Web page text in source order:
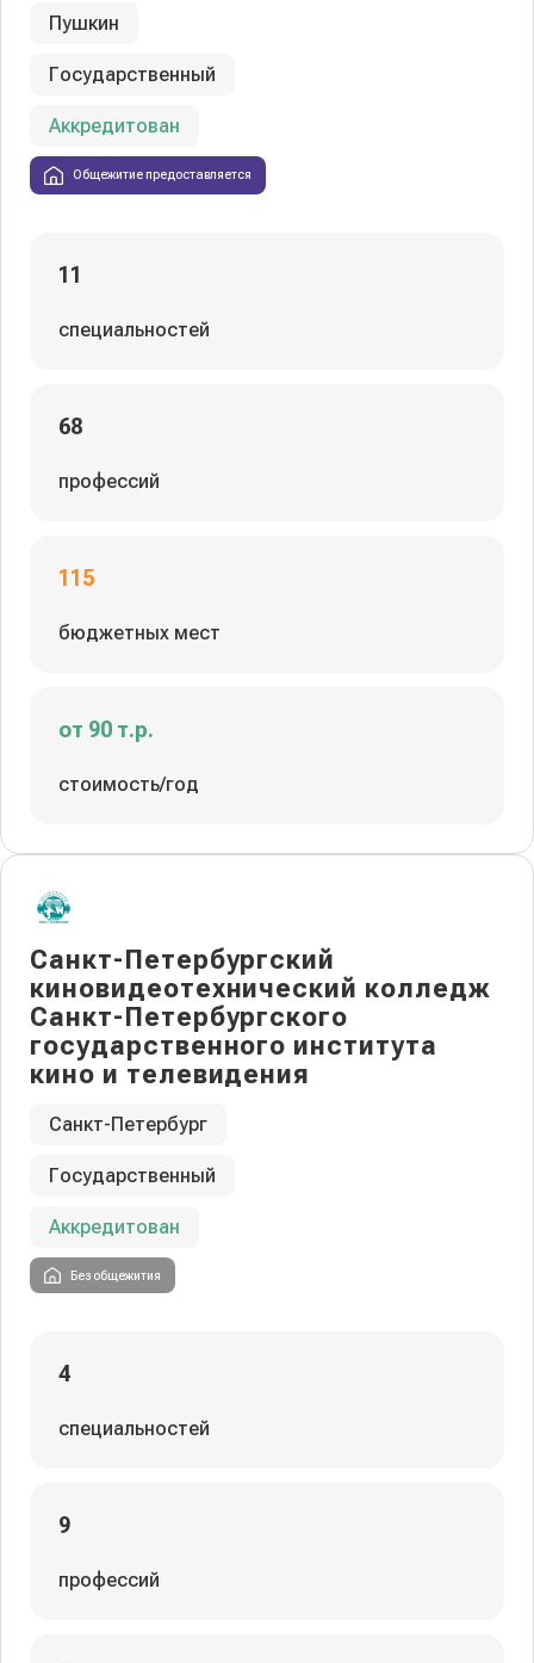
Пушкин
Государственный
Аккредитован
Общежитие предоставляется
11
специальностей
68
профессий
115
бюджетных мест
от 90 т.р.
стоимость/год
Санкт-Петербургский
киновидеотехнический колледж
Санкт-Петербургского
государственного института
кино и телевидения
Санкт-Петербург
Государственный
Аккредитован
Без общежития
4
специальностей
9
профессий